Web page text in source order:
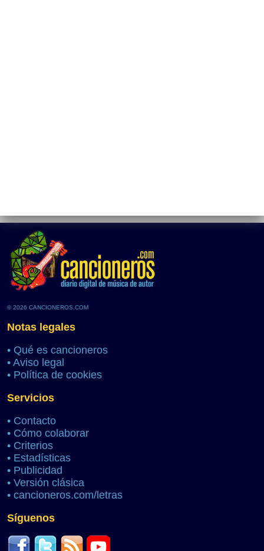
© 2026 CANCIONEROS.COM
Notas legales
• Qué es cancioneros
• Aviso legal
• Política de cookies
Servicios
• Contacto
• Cómo colaborar
• Criterios
• Estadísticas
• Publicidad
• Versión clásica
• cancioneros.com/letras
Síguenos